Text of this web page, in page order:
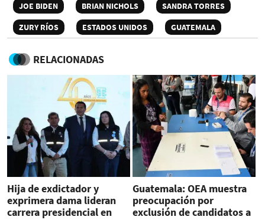
JOE BIDEN
BRIAN NICHOLS
SANDRA TORRES
ZURY RÍOS
ESTADOS UNIDOS GUATEMALA
RELACIONADAS
Hija de exdictador y
exprimera dama lideran
carrera presidencial en
Guatemala: OEA muestra
preocupación por
exclusión de candidatos a